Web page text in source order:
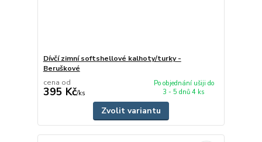
Dívčí zimní softshellové kalhoty/turky -
Beruškové
cena od
395 Kč/ks
Po objednání ušiji do
3 - 5 dnů 4 ks
Zvolit variantu